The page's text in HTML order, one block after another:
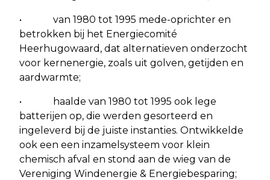
• van 1980 tot 1995 mede-oprichter en
betrokken bij het Energiecomité
Heerhugowaard, dat alternatieven onderzocht
voor kernenergie, zoals uit golven, getijden en
aardwarmte;
• haalde van 1980 tot 1995 ook lege
batterijen op, die werden gesorteerd en
ingeleverd bij de juiste instanties. Ontwikkelde
ook een een inzamelsysteem voor klein
chemisch afval en stond aan de wieg van de
Vereniging Windenergie & Energiebesparing;